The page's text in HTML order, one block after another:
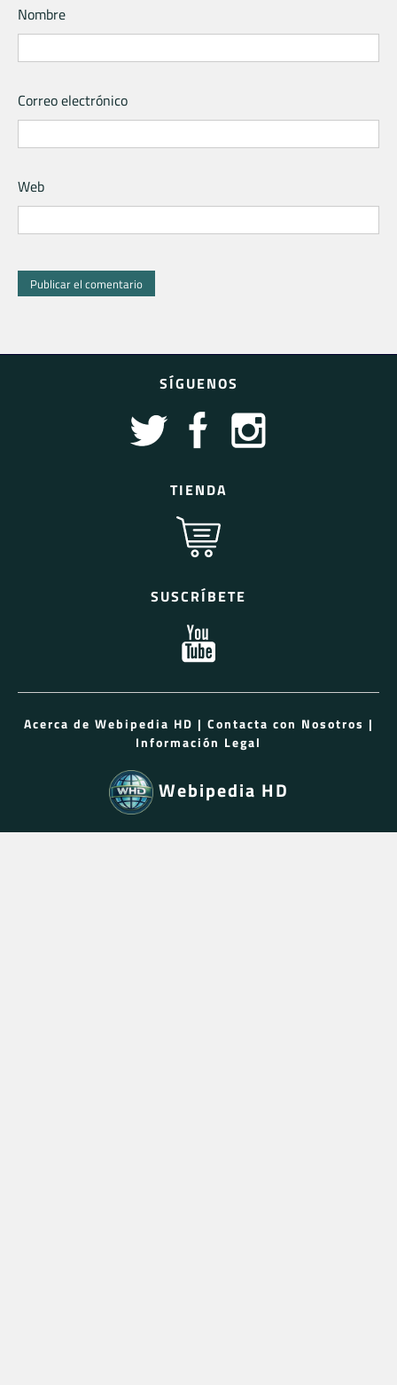
Nombre
Correo electrónico
Web
SÍGUENOS
TIENDA
SUSCRÍBETE
Acerca de Webipedia HD | Contacta con Nosotros |
Información Legal
Webipedia HD